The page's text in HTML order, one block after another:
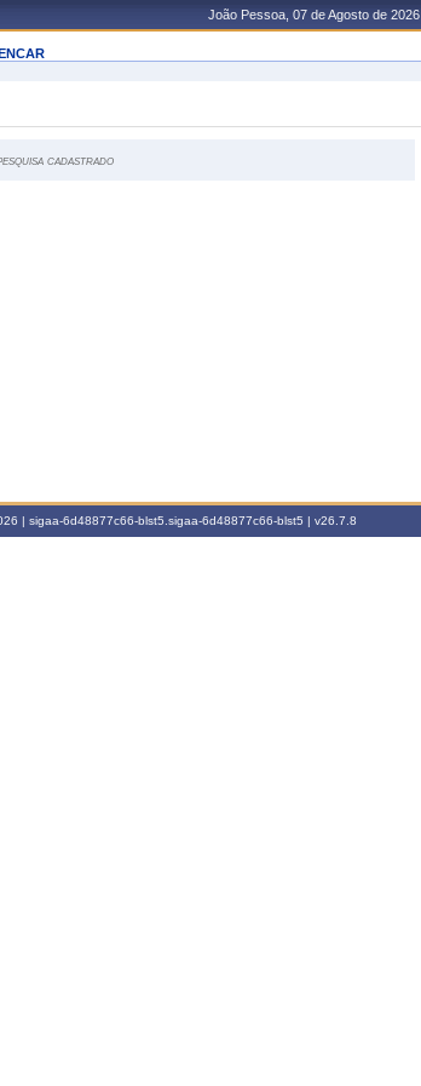
João Pessoa, 07 de Agosto de 2026
cadastrado
| sigaa-6d48877c66-blst5.sigaa-6d48877c66-blst5 | v26.7.8